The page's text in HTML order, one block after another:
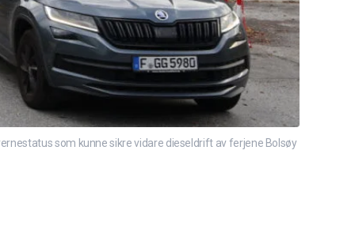
som kunne sikre vidare dieseldrift av ferjene Bolsøy